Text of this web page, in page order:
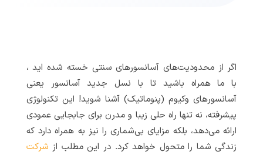
اگر از محدودیت‌های آسانسورهای سنتی خسته شده اید ،
با ما همراه باشید تا با نسل جدید آسانسور یعنی
آسانسورهای وکیوم (پنوماتیک) آشنا شوید! این تکنولوژی
پیشرفته، نه تنها راه حلی زیبا و مدرن برای جابجایی عمودی
ارائه می‌دهد، بلکه مزایای بی‌شماری را نیز به همراه دارد که
زندگی شما را متحول خواهد کرد. در این مطلب از شرکت